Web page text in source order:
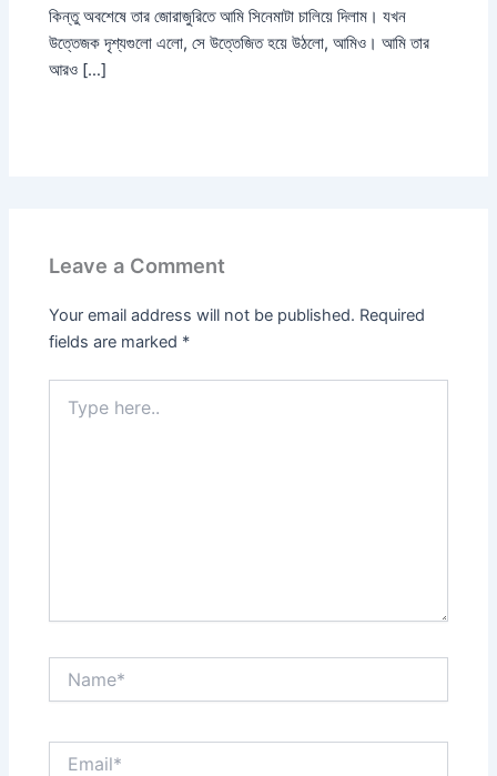
কিন্তু অবশেষে তার জোরাজুরিতে আমি সিনেমাটা চালিয়ে দিলাম। যখন
উত্তেজক দৃশ্যগুলো এলো, সে উত্তেজিত হয়ে উঠলো, আমিও। আমি তার
আরও […]
Leave a Comment
Your email address will not be published. Required
fields are marked *
here..